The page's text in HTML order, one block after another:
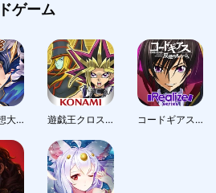
ゲーム
三國志幻想大陸：新世界服 遊戯王クロスデュエル コードギアス 反逆のルルーシュ with Realize series